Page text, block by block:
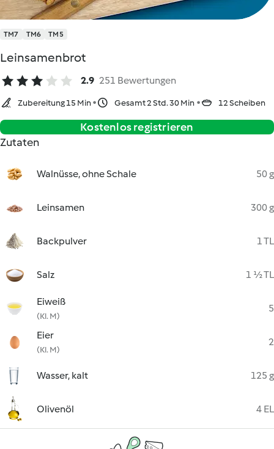
TM7 TM6 TM5
Leinsamenbrot
2.9 251 Bewertungen
Zubereitung 15 Min Gesamt 2 Std. 30 Min 12 Scheiben
Kostenlos registrieren
Zutaten
Walnüsse, ohne Schale 50 g
Leinsamen 300 g
Backpulver 1 TL
Salz 1 ½ TL
Eiweiß
(Kl. M)
5
Eier
(Kl. M)
2
Wasser, kalt 125 g
Olivenöl 4 EL